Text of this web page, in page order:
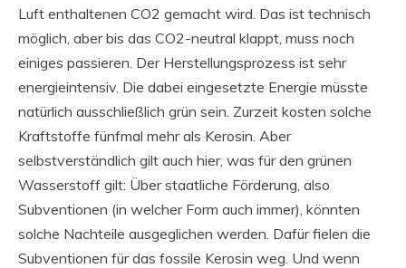
Luft enthaltenen CO2 gemacht wird. Das ist technisch
möglich, aber bis das CO2-neutral klappt, muss noch
einiges passieren. Der Herstellungsprozess ist sehr
energieintensiv. Die dabei eingesetzte Energie müsste
natürlich ausschließlich grün sein. Zurzeit kosten solche
Kraftstoffe fünfmal mehr als Kerosin. Aber
selbstverständlich gilt auch hier, was für den grünen
Wasserstoff gilt: Über staatliche Förderung, also
Subventionen (in welcher Form auch immer), könnten
solche Nachteile ausgeglichen werden. Dafür fielen die
Subventionen für das fossile Kerosin weg. Und wenn